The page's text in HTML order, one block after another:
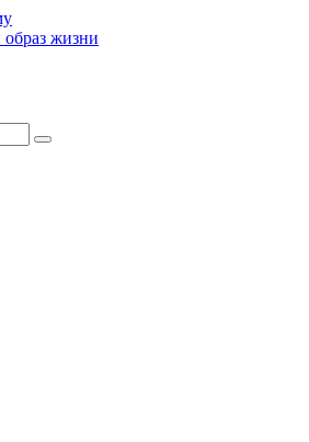
образ
жизни